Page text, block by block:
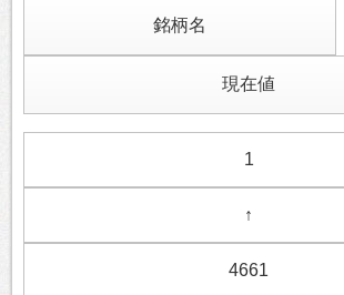
銘柄名
現在値
1
↑
4661